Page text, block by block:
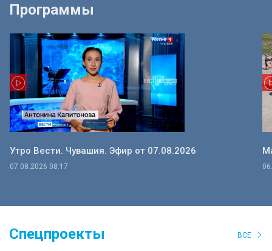
Программы
Утро Вести. Чувашия. Эфир от 07.08.2026
07.08.2026 08:17
ВСЕ
Спецпроекты